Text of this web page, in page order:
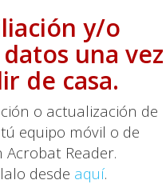
y/o
una vez
de casa.
o actualización de
equipo móvil o de
Reader.
desde aquí.